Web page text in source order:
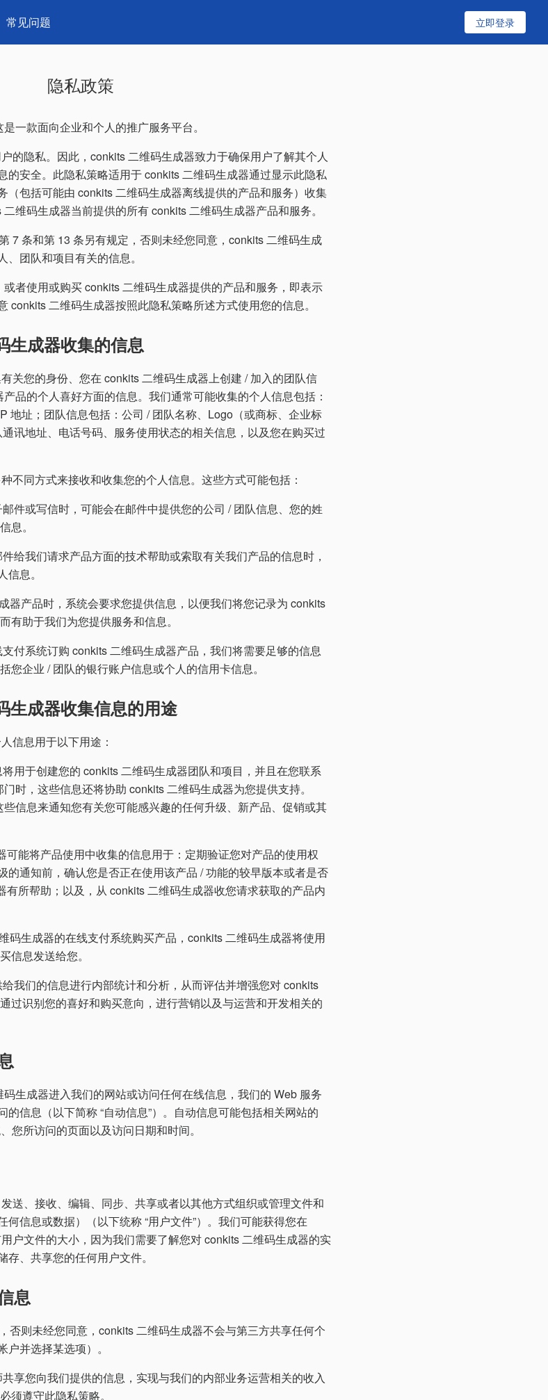
常见问题 立即登录
隐私政策
一款面向企业和个人的推广服务平台。
的隐私。因此，conkits 二维码生成器致力于确保用户了解其个人
的安全。此隐私策略适用于 conkits 二维码生成器通过显示此隐私
（包括可能由 conkits 二维码生成器离线提供的产品和服务）收集
维码生成器当前提供的所有 conkits 二维码生成器产品和服务。
7 条和第 13 条另有规定，否则未经您同意，conkits 二维码生成
团队和项目有关的信息。
者使用或购买 conkits 二维码生成器提供的产品和服务，即表示
conkits 二维码生成器按照此隐私策略所述方式使用您的信息。
生成器收集的信息
关您的身份、您在 conkits 二维码生成器上创建 / 加入的团队信
品的个人喜好方面的信息。我们通常可能收集的个人信息包括：
地址；团队信息包括：公司 / 团队名称、Logo（或商标、企业标
讯地址、电话号码、服务使用状态的相关信息，以及您在购买过
不同方式来接收和收集您的个人信息。这些方式可能包括：
件或写信时，可能会在邮件中提供您的公司 / 团队信息、您的姓
息。
给我们请求产品方面的技术帮助或索取有关我们产品的信息时，
息。
器产品时，系统会要求您提供信息，以便我们将您记录为 conkits
有助于我们为您提供服务和信息。
付系统订购 conkits 二维码生成器产品，我们将需要足够的信息
您企业 / 团队的银行账户信息或个人的信用卡信息。
成器收集信息的用途
信息用于以下用途：
用于创建您的 conkits 二维码生成器团队和项目，并且在您联系
时，这些信息还将协助 conkits 二维码生成器为您提供支持。
信息来通知您有关您可能感兴趣的任何升级、新产品、促销或其
可能将产品使用中收集的信息用于：定期验证您对产品的使用权
的通知前，确认您是否正在使用该产品 / 功能的较早版本或者是否
有所帮助；以及，从 conkits 二维码生成器收您请求获取的产品内
码生成器的在线支付系统购买产品，conkits 二维码生成器将使用
信息发送给您。
我们的信息进行内部统计和分析，从而评估并增强您对 conkits
过识别您的喜好和购买意向，进行营销以及与运营和开发相关的
生成器进入我们的网站或访问任何在线信息，我们的 Web 服务
信息（以下简称 “自动信息”）。自动信息可能包括相关网站的
您所访问的页面以及访问日期和时间。
送、接收、编辑、同步、共享或者以其他方式组织或管理文件和
信息或数据）（以下统称 “用户文件”）。我们可能获得您在
户文件的大小，因为我们需要了解您对 conkits 二维码生成器的实
、共享您的任何用户文件。
息
否则未经您同意，conkits 二维码生成器不会与第三方共享任何个
并选择某选项）。
享您向我们提供的信息，实现与我们的内部业务运营相关的收入
须遵守此隐私策略。